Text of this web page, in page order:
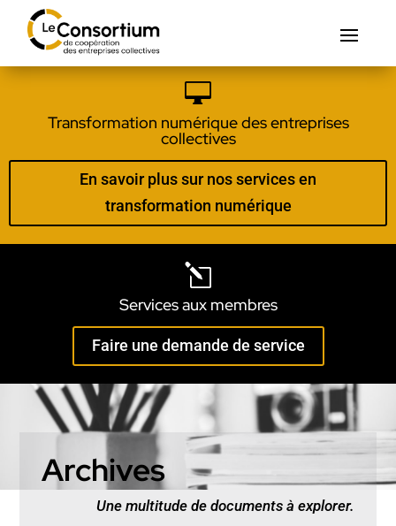

Transformation numérique des entreprises
collectives
En savoir plus sur nos services en
transformation numérique
l
Services aux membres
Faire une demande de service
Archives
Une multitude de documents à explorer.